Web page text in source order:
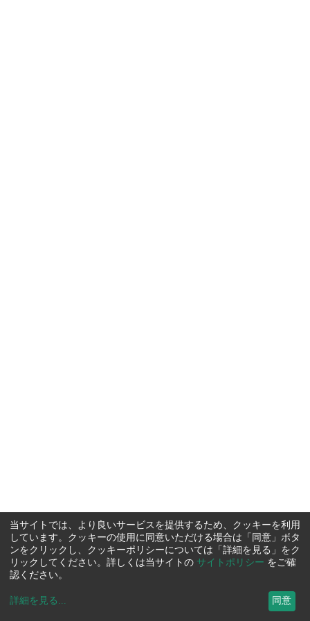
当サイトでは、より良いサービスを提供するため、クッキーを利用
しています。クッキーの使用に同意いただける場合は「同意」ボタ
ンをクリックし、クッキーポリシーについては「詳細を見る」をク
リックしてください。詳しくは当サイトの サイトポリシー をご確
認ください。
詳細を見る ... 同意